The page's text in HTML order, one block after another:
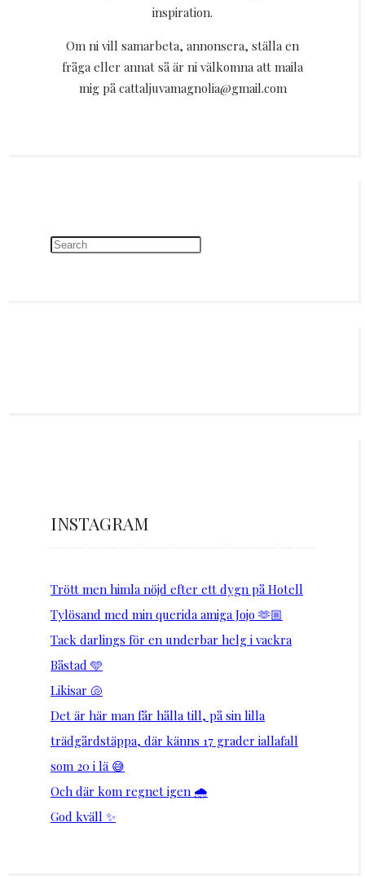
inspiration.
Om ni vill samarbeta, annonsera, ställa en
fråga eller annat så är ni välkomna att maila
mig på cattaljuvamagnolia@gmail.com
INSTAGRAM
Trött men himla nöjd efter ett dygn på Hotell
Tylösand med min querida amiga Jojo 🫶🏼
Tack darlings för en underbar helg i vackra
Båstad 🩵
Likisar 🐚
Det är här man får hålla till, på sin lilla
trädgårdstäppa, där känns 17 grader iallafall
som 20 i lä 😅
Och där kom regnet igen 🌧️
God kväll ✨